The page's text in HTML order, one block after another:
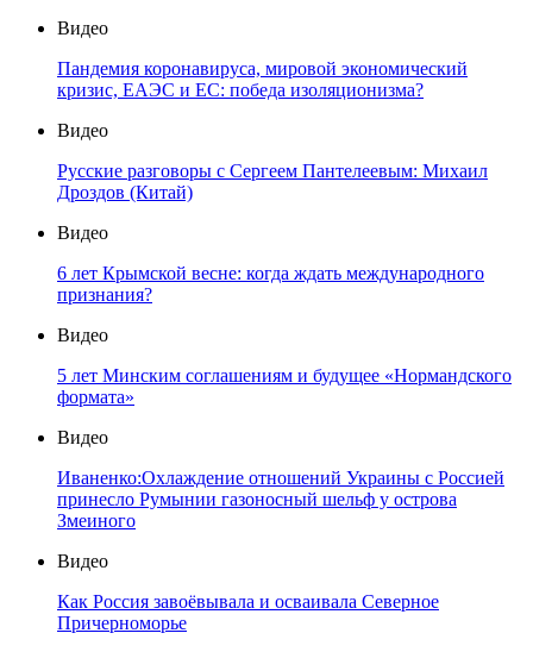
Видео
Пандемия коронавируса, мировой экономический
кризис, ЕАЭС и ЕС: победа изоляционизма?
Видео
Русские разговоры с Сергеем Пантелеевым: Михаил
Дроздов (Китай)
Видео
6 лет Крымской весне: когда ждать международного
признания?
Видео
5 лет Минским соглашениям и будущее «Нормандского
формата»
Видео
Иваненко:Охлаждение отношений Украины с Россией
принесло Румынии газоносный шельф у острова
Змеиного
Видео
Как Россия завоёвывала и осваивала Северное
Причерноморье